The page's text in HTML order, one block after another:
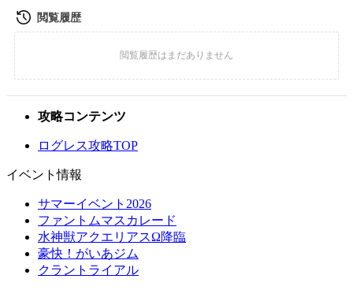
攻略コンテンツ
ログレス攻略TOP
イベント情報
サマーイベント2026
ファントムマスカレード
水神獣アクエリアスΩ降臨
豪快！がいあジム
クラントライアル